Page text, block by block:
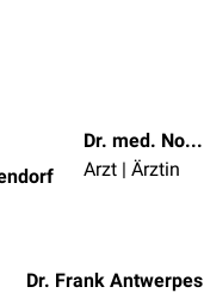
Dr. med. Norbert Ostendorf
Arzt | Ärztin
Dr. Frank Antwerpes